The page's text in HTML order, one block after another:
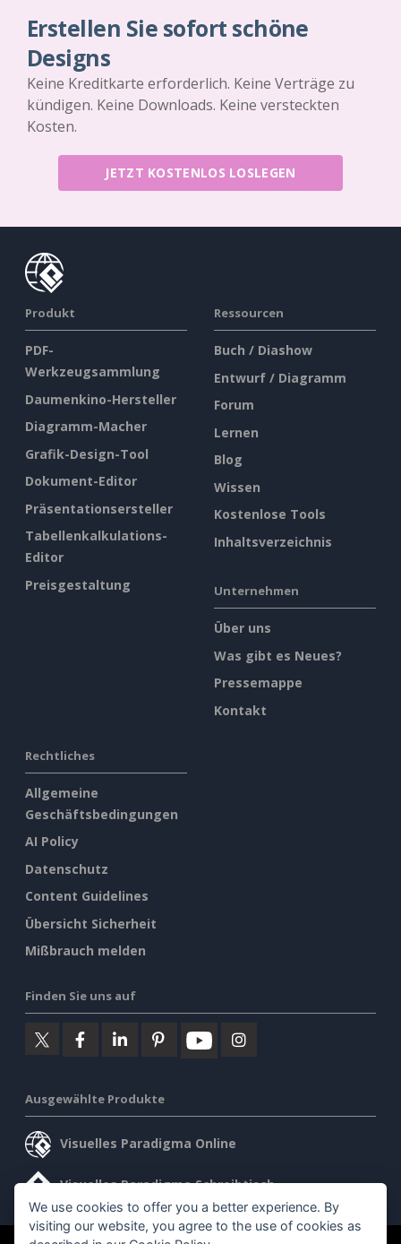
Erstellen Sie sofort schöne
Designs
Keine Kreditkarte erforderlich. Keine Verträge zu
kündigen. Keine Downloads. Keine versteckten
Kosten.
JETZT KOSTENLOS LOSLEGEN
Produkt
PDF-
Werkzeugsammlung
Daumenkino-Hersteller
Diagramm-Macher
Grafik-Design-Tool
Dokument-Editor
Präsentationsersteller
Tabellenkalkulations-
Editor
Preisgestaltung
Ressourcen
Buch / Diashow
Entwurf / Diagramm
Forum
Lernen
Blog
Wissen
Kostenlose Tools
Inhaltsverzeichnis
Unternehmen
Über uns
Was gibt es Neues?
Pressemappe
Kontakt
Rechtliches
Allgemeine
Geschäftsbedingungen
AI Policy
Datenschutz
Content Guidelines
Übersicht Sicherheit
Mißbrauch melden
Finden Sie uns auf
Ausgewählte Produkte
Visuelles Paradigma Online
Visuelles Paradigma Schreibtisch
We use cookies to offer you a better experience. By
visiting our website, you agree to the use of cookies as